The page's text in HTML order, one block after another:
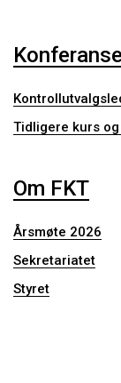
Tidligere kurs
Om FKT
Årsmøte 2026
Sekretariatet
Styret